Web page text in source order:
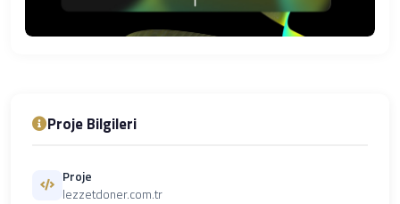
Proje Bilgileri
Proje
lezzetdoner.com.tr